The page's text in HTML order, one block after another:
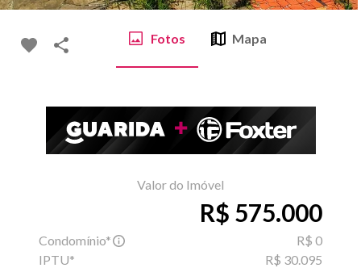
Fotos Mapa
Valor do Imóvel
R$ 575.000
Condomínio*
R$ 0
IPTU*
R$ 30.095